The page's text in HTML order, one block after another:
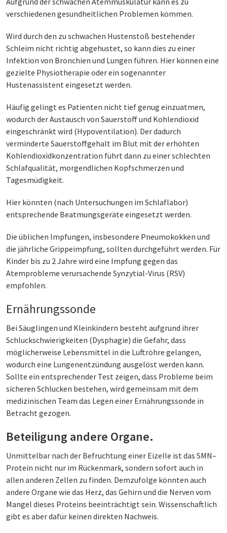
verschiedenen gesundheitlichen Problemen kommen.
Wird durch den zu schwachen Hustenstoß bestehender
Schleim nicht richtig abgehustet, so kann dies zu einer
Infektion von Bronchien und Lungen führen. Hier können eine
gezielte Physiotherapie oder ein sogenannter
Hustenassistent eingesetzt werden.
Häufig gelingt es Patienten nicht tief genug einzuatmen,
wodurch der Austausch von Sauerstoff und Kohlendioxid
eingeschränkt wird (Hypoventilation). Der dadurch
verminderte Sauerstoffgehalt im Blut mit der erhöhten
Kohlendioxidkonzentration führt dann zu einer schlechten
Schlafqualität, morgendlichen Kopfschmerzen und
Tagesmüdigkeit.
Hier könnten (nach Untersuchungen im Schlaflabor)
entsprechende Beatmungsgeräte eingesetzt werden.
Die üblichen Impfungen, insbesondere Pneumokokken und
die jährliche Grippeimpfung, sollten durchgeführt werden. Für
Kinder bis zu 2 Jahre wird eine Impfung gegen das
Atemprobleme verursachende Synzytial-Virus (RSV)
empfohlen.
Ernährungssonde
Bei Säuglingen und Kleinkindern besteht aufgrund ihrer
Schluckschwierigkeiten (Dysphagie) die Gefahr, dass
möglicherweise Lebensmittel in die Luftröhre gelangen,
wodurch eine Lungenentzündung ausgelöst werden kann.
Sollte ein entsprechender Test zeigen, dass Probleme beim
sicheren Schlucken bestehen, wird gemeinsam mit dem
medizinischen Team das Legen einer Ernährungssonde in
Betracht gezogen.
Beteiligung andere Organe.
Unmittelbar nach der Befruchtung einer Eizelle ist das SMN–
Protein nicht nur im Rückenmark, sondern sofort auch in
allen anderen Zellen zu finden. Demzufolge könnten auch
andere Organe wie das Herz, das Gehirn und die Nerven vom
Mangel dieses Proteins beeinträchtigt sein. Wissenschaftlich
gibt es aber dafür keinen direkten Nachweis.